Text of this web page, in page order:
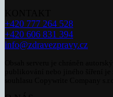
+420 777 264 528
+420 606 831 394
info@zdravezpravy.cz